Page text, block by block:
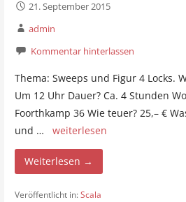
21. September 2015
admin
Kommentar hinterlassen
Thema: Sweeps und Figur 4 Locks.
Um 12 Uhr Dauer? Ca. 4 Stunden
Foorthkamp 36 Wie teuer? 25,– €
und … weiterlesen
Weiterlesen →
Veröffentlicht in:Scala